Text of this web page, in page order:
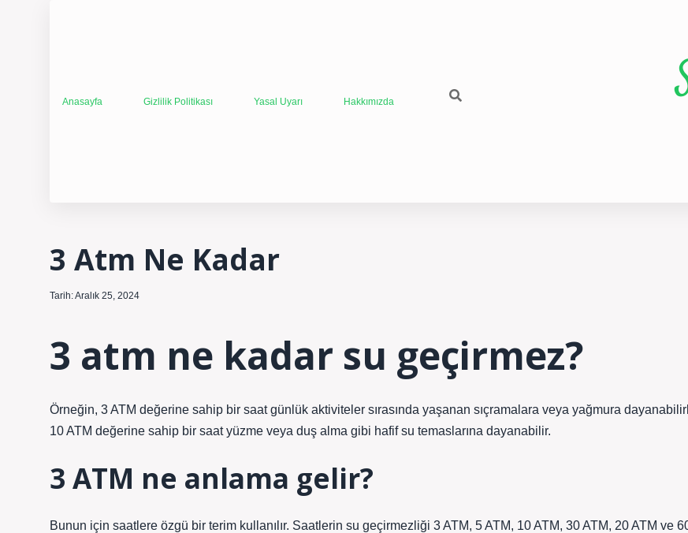
Anasayfa Gizlilik Politikası Yasal Uyarı Hakkımızda
3 Atm Ne Kadar
Tarih: Aralık 25, 2024
3 atm ne kadar su geçirmez?
Örneğin, 3 ATM değerine sahip bir saat günlük aktiviteler sırasında yaşanan sıçramalara veya yağmura
10 ATM değerine sahip bir saat yüzme veya duş alma gibi hafif su temaslarına dayanabilir.
3 ATM ne anlama gelir?
Bunun için saatlere özgü bir terim kullanılır. Saatlerin su geçirmezliği 3 ATM, 5 ATM, 10 ATM, 30 ATM, 20 ATM ve